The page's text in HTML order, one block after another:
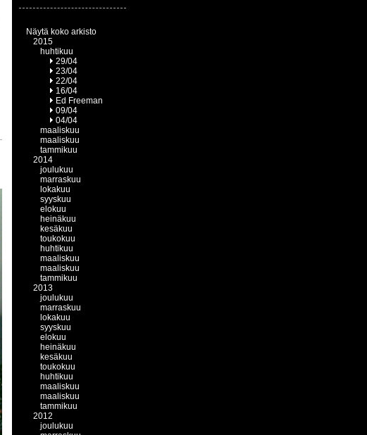
Näytä koko arkisto
2015
huhtikuu
29/04
23/04
22/04
16/04
Ed Freeman
09/04
04/04
maaliskuu
maaliskuu
tammikuu
2014
joulukuu
marraskuu
lokakuu
syyskuu
elokuu
heinäkuu
kesäkuu
toukokuu
huhtikuu
maaliskuu
maaliskuu
tammikuu
2013
joulukuu
marraskuu
lokakuu
syyskuu
elokuu
heinäkuu
kesäkuu
toukokuu
huhtikuu
maaliskuu
maaliskuu
tammikuu
2012
joulukuu